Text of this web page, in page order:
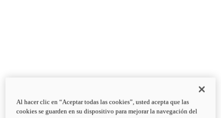
Diavel
V4
Al hacer clic en “Aceptar todas las cookies”, usted acepta que las
cookies se guarden en su dispositivo para mejorar la navegación del